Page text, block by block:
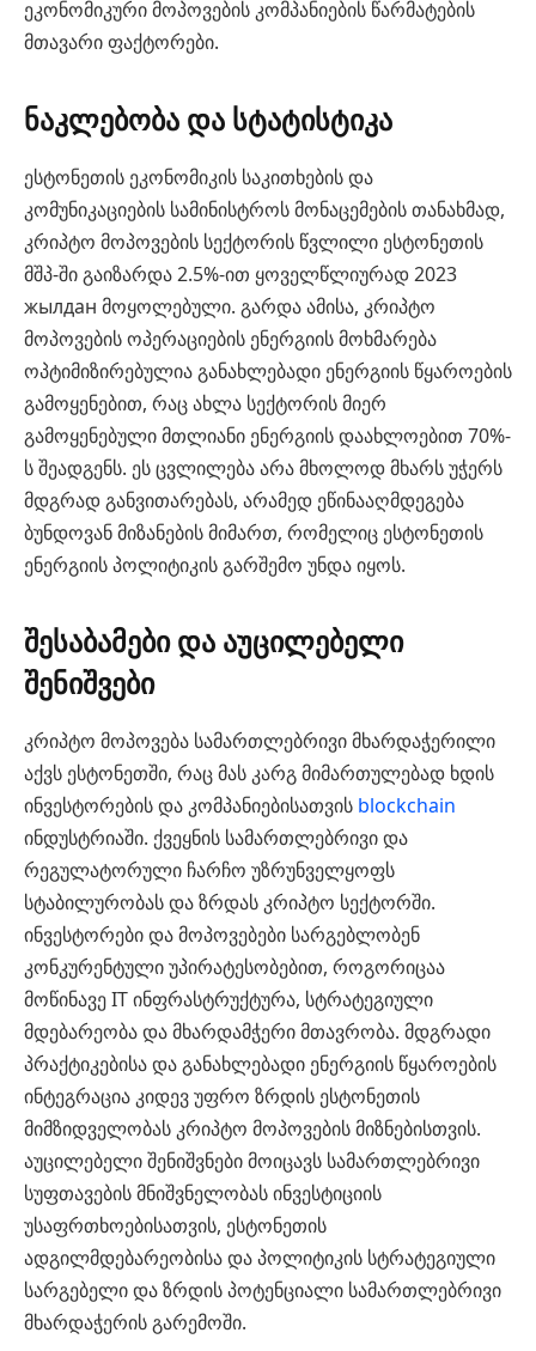
ეკონომიკური მოპოვების კომპანიების წარმატების
მთავარი ფაქტორები.
ნაკლებობა და სტატისტიკა
ესტონეთის ეკონომიკის საკითხების და
კომუნიკაციების სამინისტროს მონაცემების თანახმად,
კრიპტო მოპოვების სექტორის წვლილი ესტონეთის
მშპ-ში გაიზარდა 2.5%-ით ყოველწლიურად 2023
жылдан მოყოლებული. გარდა ამისა, კრიპტო
მოპოვების ოპერაციების ენერგიის მოხმარება
ოპტიმიზირებულია განახლებადი ენერგიის წყაროების
გამოყენებით, რაც ახლა სექტორის მიერ
გამოყენებული მთლიანი ენერგიის დაახლოებით 70%-
ს შეადგენს. ეს ცვლილება არა მხოლოდ მხარს უჭერს
მდგრად განვითარებას, არამედ ეწინააღმდეგება
ბუნდოვან მიზანების მიმართ, რომელიც ესტონეთის
ენერგიის პოლიტიკის გარშემო უნდა იყოს.
შესაბამები და აუცილებელი
შენიშვები
კრიპტო მოპოვება სამართლებრივი მხარდაჭერილი
აქვს ესტონეთში, რაც მას კარგ მიმართულებად ხდის
ინვესტორების და კომპანიებისათვის blockchain
ინდუსტრიაში. ქვეყნის სამართლებრივი და
რეგულატორული ჩარჩო უზრუნველყოფს
სტაბილურობას და ზრდას კრიპტო სექტორში.
ინვესტორები და მოპოვებები სარგებლობენ
კონკურენტული უპირატესობებით, როგორიცაა
მოწინავე IT ინფრასტრუქტურა, სტრატეგიული
მდებარეობა და მხარდამჭერი მთავრობა. მდგრადი
პრაქტიკებისა და განახლებადი ენერგიის წყაროების
ინტეგრაცია კიდევ უფრო ზრდის ესტონეთის
მიმზიდველობას კრიპტო მოპოვების მიზნებისთვის.
აუცილებელი შენიშვნები მოიცავს სამართლებრივი
სუფთავების მნიშვნელობას ინვესტიციის
უსაფრთხოებისათვის, ესტონეთის
ადგილმდებარეობისა და პოლიტიკის სტრატეგიული
სარგებელი და ზრდის პოტენციალი სამართლებრივი
მხარდაჭერის გარემოში.